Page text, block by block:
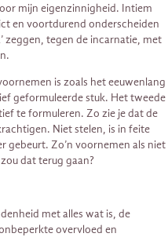
mijn eigenzinnigheid. Intiem
en voortdurend onderscheiden
zeggen, tegen de incarnatie, met
is zoals het eeuwenlang
geformuleerde stuk. Het tweede
te formuleren. Zo zie je dat de
Niet stelen, is in feite
gebeurt. Zo’n voornemen als niet
dat terug gaan?
met alles wat is, de
overvloed en